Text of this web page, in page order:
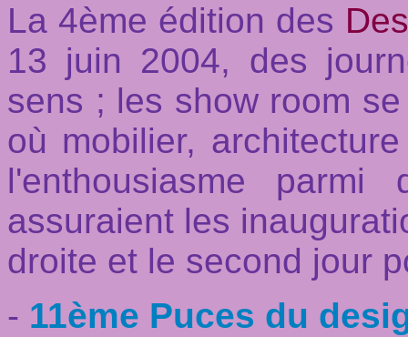
La 4ème édition des
13 juin 2004, des
sens ; les show room
où mobilier,
l'enthousiasme parmi
assuraient les
droite et le second jour
- 11ème Puces du